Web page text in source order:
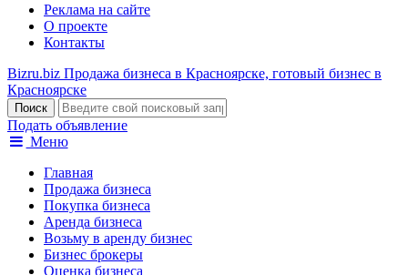
Реклама на сайте
О проекте
Контакты
Bizru.biz Продажа бизнеса в Красноярске, готовый бизнес в
Красноярске
Подать объявление
Меню
Главная
Продажа бизнеса
Покупка бизнеса
Аренда бизнеса
Возьму в аренду бизнес
Бизнес брокеры
Оценка бизнеса